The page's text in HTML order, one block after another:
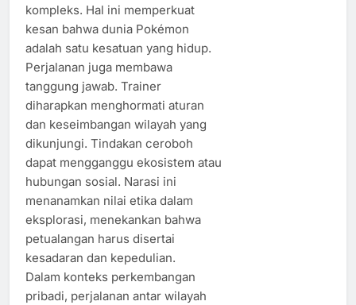
kompleks. Hal ini memperkuat
kesan bahwa dunia Pokémon
adalah satu kesatuan yang hidup.
Perjalanan juga membawa
tanggung jawab. Trainer
diharapkan menghormati aturan
dan keseimbangan wilayah yang
dikunjungi. Tindakan ceroboh
dapat mengganggu ekosistem atau
hubungan sosial. Narasi ini
menanamkan nilai etika dalam
eksplorasi, menekankan bahwa
petualangan harus disertai
kesadaran dan kepedulian.
Dalam konteks perkembangan
pribadi, perjalanan antar wilayah